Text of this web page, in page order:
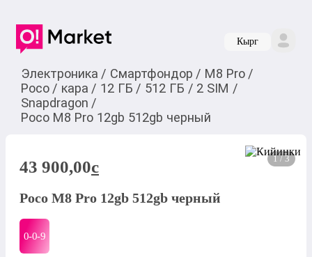
Кырг
Электроника / Смартфондор / M8 Pro /
Poco / кара / 12 ГБ / 512 ГБ / 2 SIM /
Snapdragon /
Poco M8 Pro 12gb 512gb черный
1 / 3
43 900,00c
Poco M8 Pro 12gb 512gb черный
0-0-9